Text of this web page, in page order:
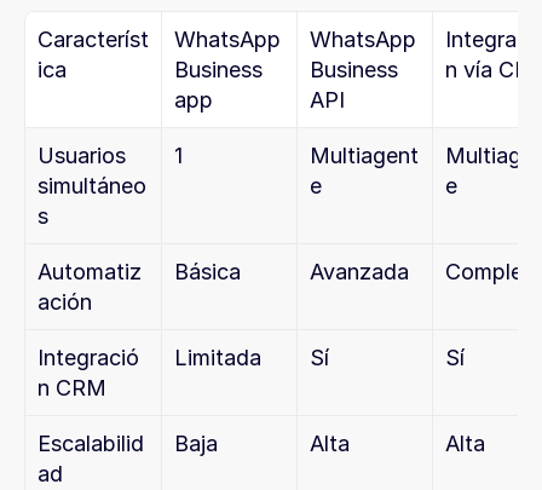
Característ
ica
WhatsApp
Business
app
WhatsApp
Business
API
n vía
Usuarios
simultáneo
s
1
Multiagent
e
e
Automatiz
ación
Básica Avanzada Completa
Integració
n CRM
Limitada Sí Sí
Escalabilid
ad
Baja Alta Alta